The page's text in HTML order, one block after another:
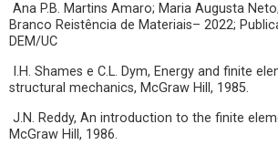
Ana P.B. Martins Amaro; Maria Augusta
Branco Reistência de Materiais– 2022;
DEM/UC
I.H. Shames e C.L. Dym, Energy and finite
structural mechanics, McGraw Hill, 1985.
J.N. Reddy, An introduction to the finite
McGraw Hill, 1986.